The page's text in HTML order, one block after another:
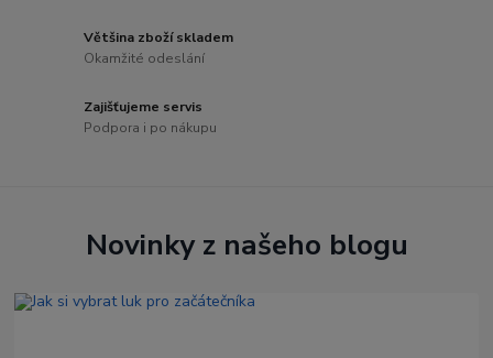
Většina zboží skladem
Okamžité odeslání
Zajišťujeme servis
Podpora i po nákupu
Novinky z našeho blogu